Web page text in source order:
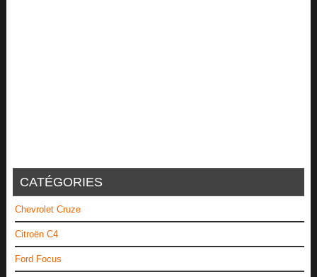
CATÉGORIES
Chevrolet Cruze
Citroën C4
Ford Focus